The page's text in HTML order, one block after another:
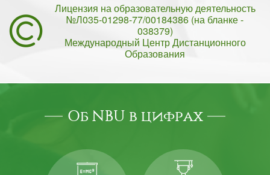
Лицензия на образовательную деятельность
№Л035-01298-77/00184386 (на бланке -
038379)
Международный Центр Дистанционного
Образования
Об NBU в цифрах